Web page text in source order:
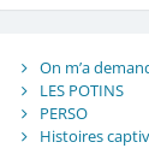
On m’a
LES POTINS
PERSO
Histoires